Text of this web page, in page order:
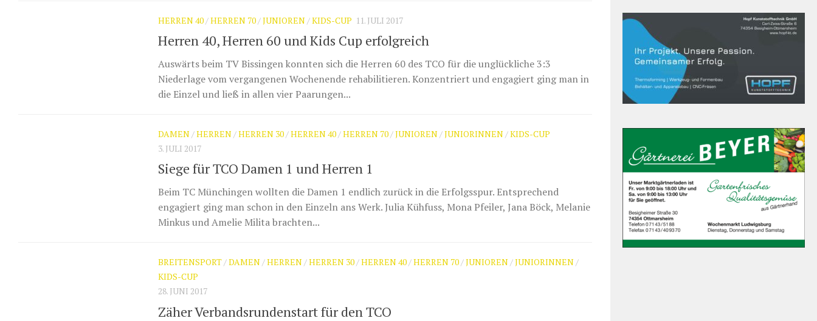
HERREN 40/HERREN 70/JUNIOREN/KIDS-CUP 11. JULI 2017
Herren 40, Herren 60 und Kids Cup erfolgreich
Auswärts beim TV Bissingen konnten sich die Herren 60 des TCO für die unglückliche 3:3
Niederlage vom vergangenen Wochenende rehabilitieren. Konzentriert und engagiert ging man in
die Einzel und ließ in allen vier Paarungen...
DAMEN/HERREN/HERREN 30/HERREN 40/HERREN 70/JUNIOREN/JUNIORINNEN/KIDS-CUP
3. JULI 2017
Siege für TCO Damen 1 und Herren 1
Beim TC Münchingen wollten die Damen 1 endlich zurück in die Erfolgsspur. Entsprechend
engagiert ging man schon in den Einzeln ans Werk. Julia Kühfuss, Mona Pfeiler, Jana Böck, Melanie
Minkus und Amelie Milita brachten...
BREITENSPORT/DAMEN/HERREN/HERREN 30/HERREN 40/HERREN 70/JUNIOREN/JUNIORINNEN/
KIDS-CUP
28. JUNI 2017
Zäher Verbandsrundenstart für den TCO